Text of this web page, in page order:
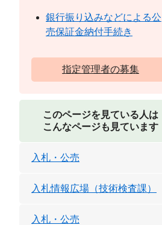
銀行振り込みなどによる公
売保証金納付手続き
指定管理者の募集
このページを見ている人は
こんなページも見ています
入札・公売
入札情報広場（技術検査課）
入札・公売